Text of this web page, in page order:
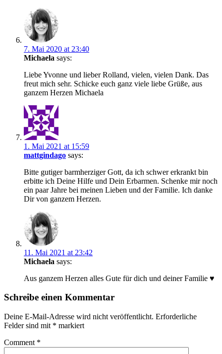
7. Mai 2020 at 23:40
Michaela says:
Liebe Yvonne und lieber Rolland, vielen, vielen Dank. Das
freut mich sehr. Schicke euch ganz viele liebe Grüße, aus
ganzem Herzen Michaela
1. Mai 2021 at 15:59
mattgindago says:
Bitte gutiger barmherziger Gott, da ich schwer erkrankt bin
erbitte ich Deine Hilfe und Dein Erbarmen. Schenke mir noch
ein paar Jahre bei meinen Lieben und der Familie. Ich danke
Dir von ganzem Herzen.
11. Mai 2021 at 23:42
Michaela says:
Aus ganzem Herzen alles Gute für dich und deiner Familie ♥
Schreibe einen Kommentar
Deine E-Mail-Adresse wird nicht veröffentlicht. Erforderliche
Felder sind mit * markiert
Comment *